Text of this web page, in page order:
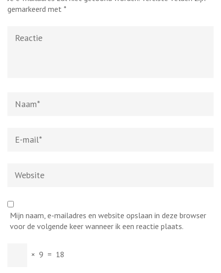
gemarkeerd met *
mail*
Mijn naam, e-mailadres en website opslaan in deze browser
voor de volgende keer wanneer ik een reactie plaats.
× 9 = 18